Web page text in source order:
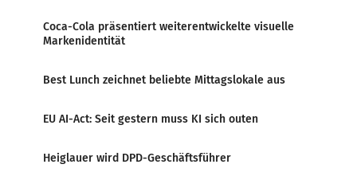
Coca-Cola präsentiert weiterentwickelte visuelle
Markenidentität
Best Lunch zeichnet beliebte Mittagslokale aus
EU AI-Act: Seit gestern muss KI sich outen
Heiglauer wird DPD-Geschäftsführer